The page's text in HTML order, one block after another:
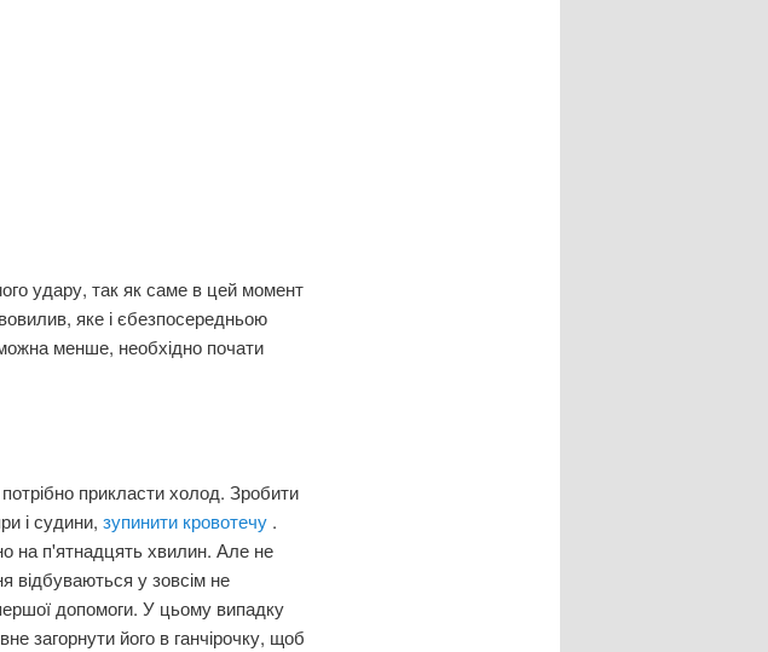
удару, так як саме в цей момент
яке і єбезпосередньою
менше, необхідно почати
прикласти холод. Зробити
і судини,зупинити кровотечу .
на п'ятнадцять хвилин. Але не
відбуваються у зовсім не
допомоги. У цьому випадку
загорнути його в ганчірочку, щоб